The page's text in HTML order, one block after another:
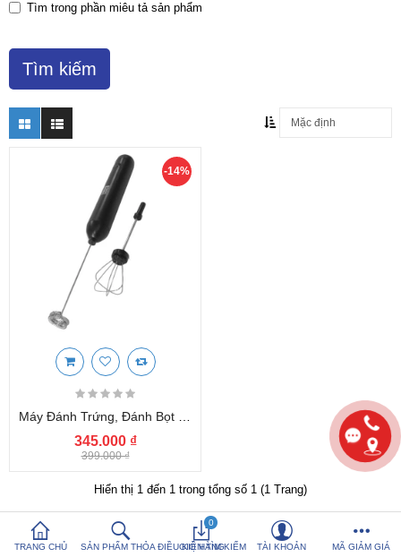
Sản phẩm khác
Tin tức
Yêu thích (0)
Hotline: 0816 505 655
Tải App SanHangRe nhận Quà
TRANG CHỦ SẢN PHẨM THỎA ĐIỀU KIỆN TÌM KIẾM
0
GIỎ HÀNG TÀI KHOẢN MÃ GIẢM GIÁ
Tìm trong phần miêu tả sản phẩm
-14%
345.000 ₫
399.000 ₫
Hiển thị 1 đến 1 trong tổng số 1 (1 Trang)